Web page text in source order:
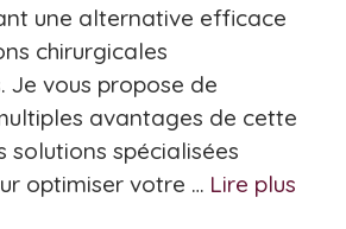
une alternative efficace
chirurgicales
Je vous propose de
avantages de cette
solutions spécialisées
optimiser votre … Lire plus